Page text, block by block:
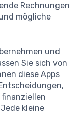
Rechnungen
mögliche
und
Sie sich von
diese Apps
kleine